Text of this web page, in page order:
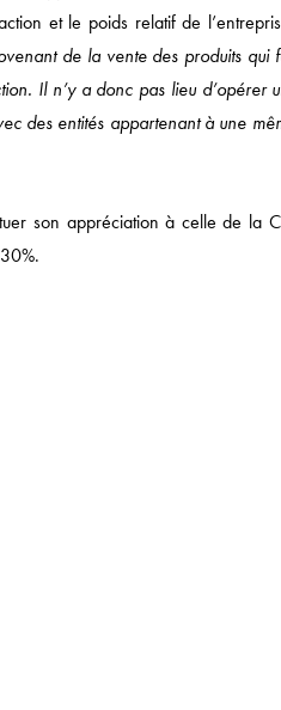
et le poids relatif de
de la vente des produits qui
Il n’y a donc pas lieu d’opérer
des entités appartenant à une
son appréciation à celle de la
SANTÉ / PHARMA
NOTRE ACTUALITÉ